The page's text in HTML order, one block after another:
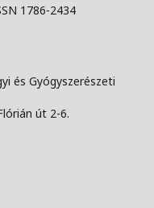
1786-2434
és Gyógyszerészeti
út 2-6.